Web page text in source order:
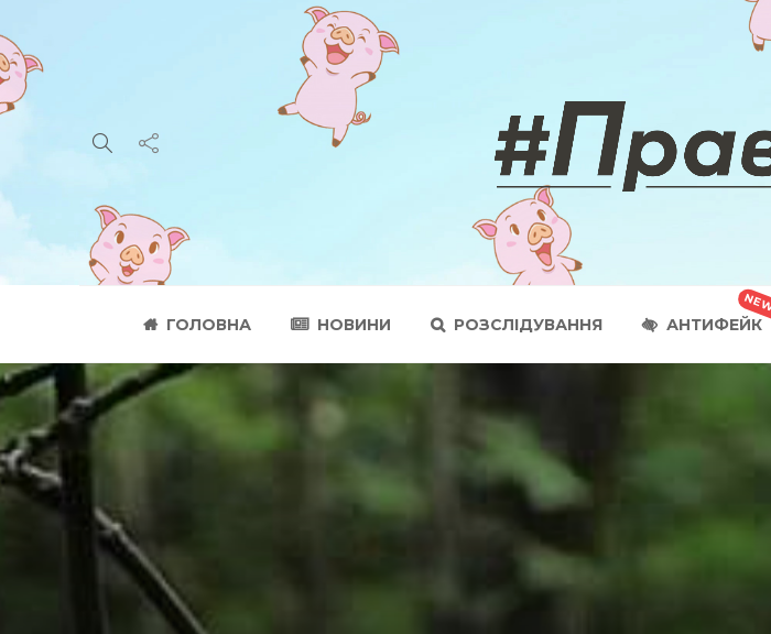
ГОЛОВНА НОВИНИ РОЗСЛІДУВАННЯ АНТИФЕЙК